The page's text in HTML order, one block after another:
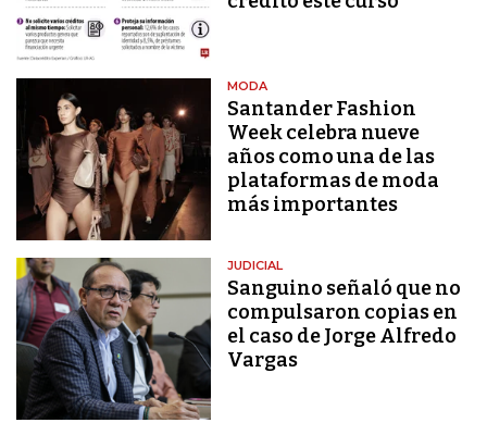
MODA
Santander Fashion
Week celebra nueve
años como una de las
plataformas de moda
más importantes
JUDICIAL
Sanguino señaló que no
compulsaron copias en
el caso de Jorge Alfredo
Vargas